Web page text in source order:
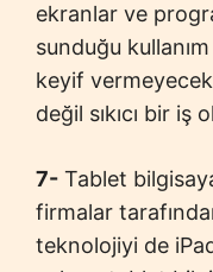
ekranlar ve
sunduğu
keyif
değil sıkıcı bir iş
7- Tablet
firmalar
teknolojiyi de